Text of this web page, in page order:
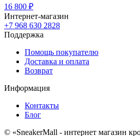
16 800 ₽
Интернет-магазин
+7 968 630 2828
Поддержка
Помощь покупателю
Доставка и оплата
Возврат
Информация
Контакты
Блог
© «SneakerMall - интернет магазин